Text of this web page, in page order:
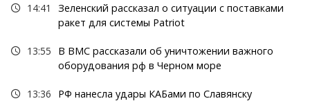
14:41
Зеленский рассказал о ситуации с поставками
ракет для системы Patriot
13:55
В ВМС рассказали об уничтожении важного
оборудования рф в Черном море
13:36 РФ нанесла удары КАБами по Славянску